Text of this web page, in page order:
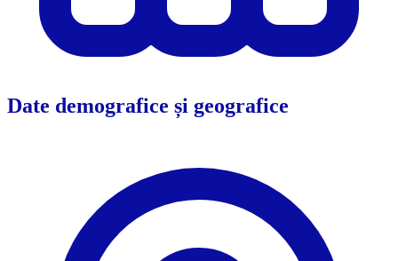
Date demografice și geografice